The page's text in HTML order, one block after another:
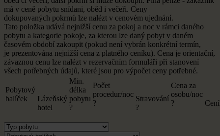
má v ceně pobytu snídani, oběd i večeři. Ceny
dokupovaných pokrmů lze nalézt v cenovém ujednání.
Tato položka udává nejnižší cenu za pokoj a noc v rámci daného
pobytu a kategorie pokoje, za kterou lze daný pobyt v daném
časovém období zakoupit (pokud není vybrán konkrétní termín,
je prezentována nejnižší cena z platného ceníku). Cena je orientační,
závaznou cenu lze nalézt v rezervačním formuláři při stanovení
všech potřebných údajů, které jsou pro výpočet ceny potřebné.
Pobytový
balíček
Lázeňský
hotel
Min.
délka
pobytu
?
Počet
procedur/noc
?
Stravování
?
Cena za
osobu/noc
?